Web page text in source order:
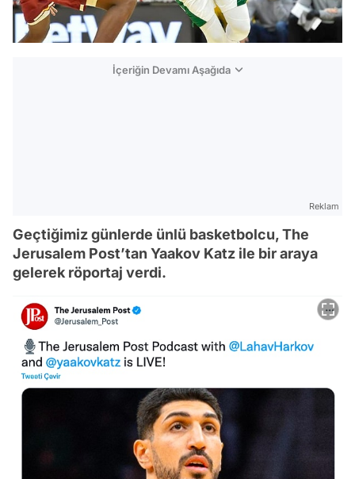
İçeriğin Devamı Aşağıda
Reklam
Geçtiğimiz günlerde ünlü basketbolcu, The
Jerusalem Post’tan Yaakov Katz ile bir araya
gelerek röportaj verdi.